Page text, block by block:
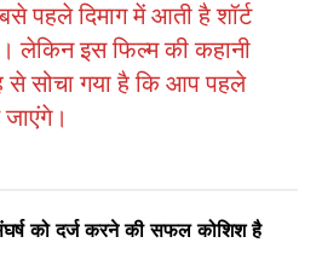
पहले दिमाग में आती है शॉर्ट
लेकिन इस फिल्म की कहानी
से सोचा गया है कि आप पहले
को दर्ज करने की सफल कोशिश है